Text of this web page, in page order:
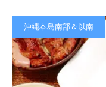
沖縄本島南部＆以南